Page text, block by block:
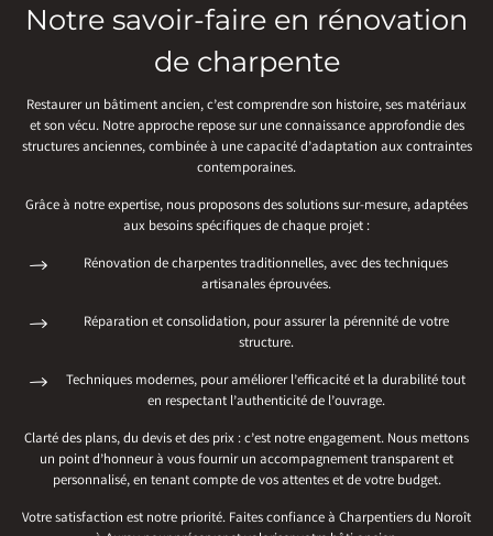
Notre savoir-faire en rénovation
de charpente
Restaurer un bâtiment ancien, c’est comprendre son histoire, ses matériaux
et son vécu. Notre approche repose sur une connaissance approfondie des
structures anciennes, combinée à une capacité d’adaptation aux contraintes
contemporaines.
Grâce à notre expertise, nous proposons des solutions sur-mesure, adaptées
aux besoins spécifiques de chaque projet :
Rénovation de charpentes traditionnelles, avec des techniques
artisanales éprouvées.
Réparation et consolidation, pour assurer la pérennité de votre
structure.
Techniques modernes, pour améliorer l’efficacité et la durabilité tout
en respectant l’authenticité de l’ouvrage.
Clarté des plans, du devis et des prix : c’est notre engagement. Nous mettons
un point d’honneur à vous fournir un accompagnement transparent et
personnalisé, en tenant compte de vos attentes et de votre budget.
Votre satisfaction est notre priorité. Faites confiance à Charpentiers du Noroît